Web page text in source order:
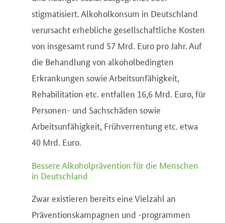
stigmatisiert. Alkoholkonsum in Deutschland
verursacht erhebliche gesellschaftliche Kosten
von insgesamt rund 57 Mrd. Euro pro Jahr. Auf
die Behandlung von alkoholbedingten
Erkrankungen sowie Arbeitsunfähigkeit,
Rehabilitation etc. entfallen 16,6 Mrd. Euro, für
Personen- und Sachschäden sowie
Arbeitsunfähigkeit, Frühverrentung etc. etwa
40 Mrd. Euro.
Bessere Alkoholprävention für die Menschen
in Deutschland
Zwar existieren bereits eine Vielzahl an
Präventionskampagnen und -programmen